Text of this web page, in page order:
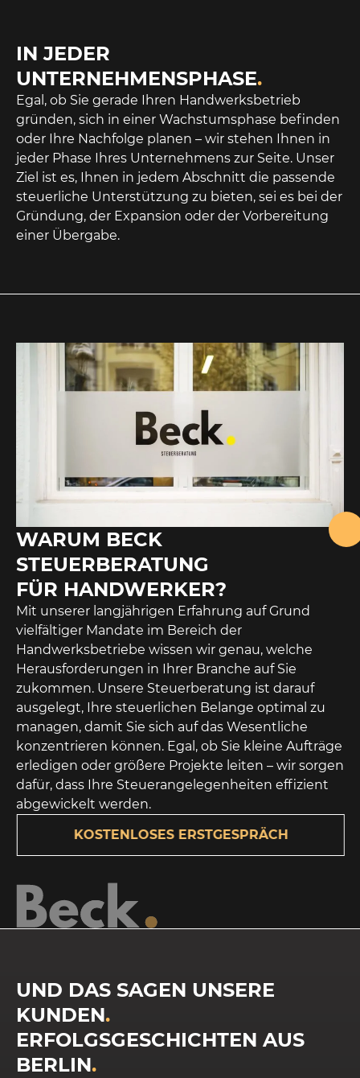
IN JEDER
UNTERNEHMENSPHASE.
Egal, ob Sie gerade Ihren Handwerksbetrieb
gründen, sich in einer Wachstumsphase befinden
oder Ihre Nachfolge planen – wir stehen Ihnen in
jeder Phase Ihres Unternehmens zur Seite. Unser
Ziel ist es, Ihnen in jedem Abschnitt die passende
steuerliche Unterstützung zu bieten, sei es bei der
Gründung, der Expansion oder der Vorbereitung
einer Übergabe.
WARUM BECK
STEUERBERATUNG
FÜR HANDWERKER?
Mit unserer langjährigen Erfahrung auf Grund
vielfältiger Mandate im Bereich der
Handwerksbetriebe wissen wir genau, welche
Herausforderungen in Ihrer Branche auf Sie
zukommen. Unsere Steuerberatung ist darauf
ausgelegt, Ihre steuerlichen Belange optimal zu
managen, damit Sie sich auf das Wesentliche
konzentrieren können. Egal, ob Sie kleine Aufträge
erledigen oder größere Projekte leiten – wir sorgen
dafür, dass Ihre Steuerangelegenheiten effizient
abgewickelt werden.
KOSTENLOSES ERSTGESPRÄCH
UND DAS SAGEN UNSERE
KUNDEN.
ERFOLGSGESCHICHTEN AUS
BERLIN.